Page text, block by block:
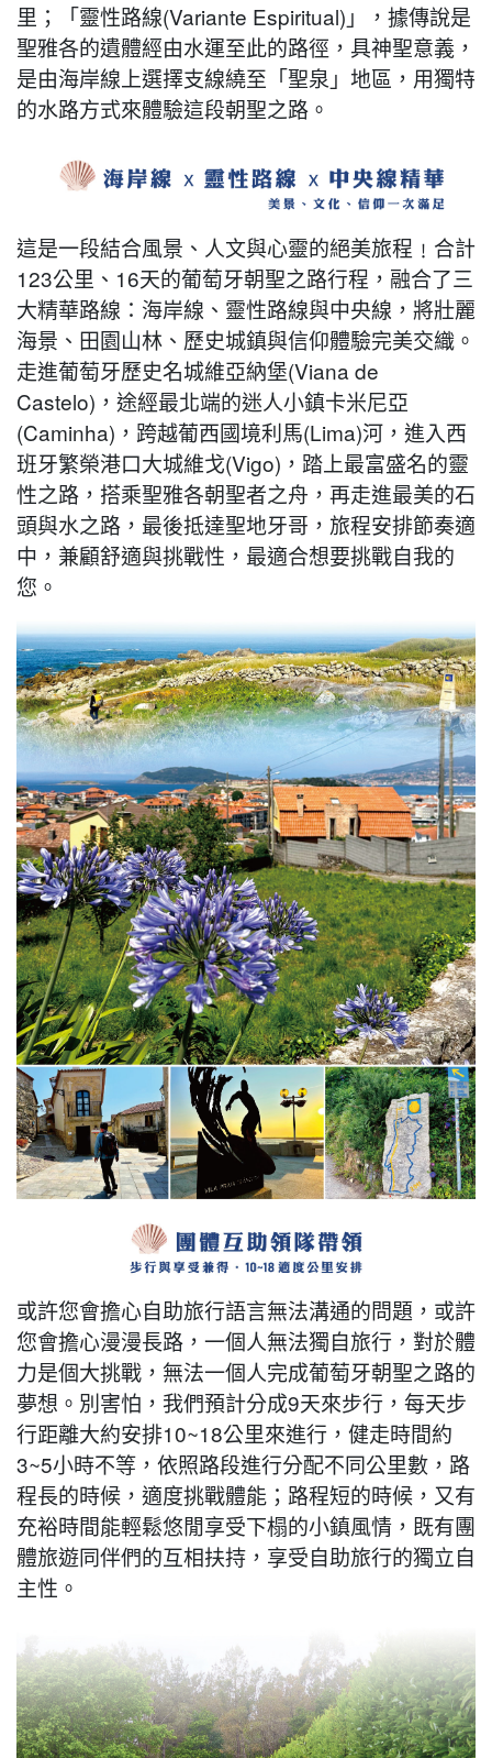
里；「靈性路線(Variante Espiritual)」，據傳說是
聖雅各的遺體經由水運至此的路徑，具神聖意義，
是由海岸線上選擇支線繞至「聖泉」地區，用獨特
的水路方式來體驗這段朝聖之路。
這是一段結合風景、人文與心靈的絕美旅程﹗合計
123公里、16天的葡萄牙朝聖之路行程，融合了三
大精華路線：海岸線、靈性路線與中央線，將壯麗
海景、田園山林、歷史城鎮與信仰體驗完美交織。
走進葡萄牙歷史名城維亞納堡(Viana de
Castelo)，途經最北端的迷人小鎮卡米尼亞
(Caminha)，跨越葡西國境利馬(Lima)河，進入西
班牙繁榮港口大城維戈(Vigo)，踏上最富盛名的靈
性之路，搭乘聖雅各朝聖者之舟，再走進最美的石
頭與水之路，最後抵達聖地牙哥，旅程安排節奏適
中，兼顧舒適與挑戰性，最適合想要挑戰自我的
您。
或許您會擔心自助旅行語言無法溝通的問題，或許
您會擔心漫漫長路，一個人無法獨自旅行，對於體
力是個大挑戰，無法一個人完成葡萄牙朝聖之路的
夢想。別害怕，我們預計分成9天來步行，每天步
行距離大約安排10~18公里來進行，健走時間約
3~5小時不等，依照路段進行分配不同公里數，路
程長的時候，適度挑戰體能；路程短的時候，又有
充裕時間能輕鬆悠閒享受下榻的小鎮風情，既有團
體旅遊同伴們的互相扶持，享受自助旅行的獨立自
主性。